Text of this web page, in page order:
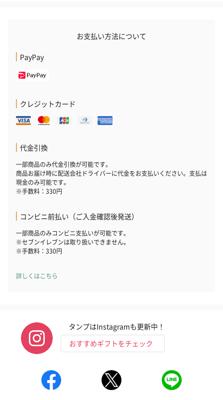
お支払い方法について
PayPay
クレジットカード
代金引換
一部商品のみ代金引換が可能です。
商品お届け時に配送会社ドライバーに代金をお支払いください。支払は
現金のみ可能です。
※手数料：330円
コンビニ前払い（ご入金確認後発送）
一部商品のみコンビニ支払いが可能です。
※セブンイレブンは取り扱いできません。
※手数料：330円
詳しくはこちら
タンプはInstagramも更新中！
おすすめギフトをチェック